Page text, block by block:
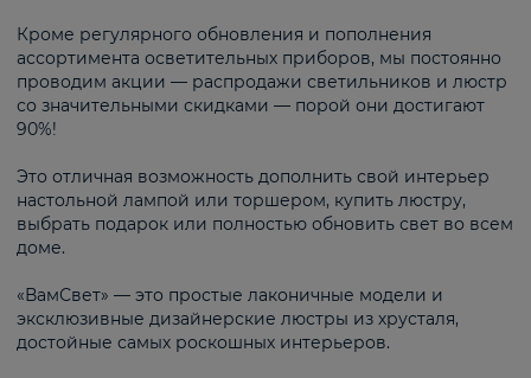
Кроме регулярного обновления и пополнения
ассортимента осветительных приборов, мы постоянно
проводим акции — распродажи светильников и люстр
со значительными скидками — порой они достигают
90%!
Это отличная возможность дополнить свой интерьер
настольной лампой или торшером, купить люстру,
выбрать подарок или полностью обновить свет во всем
доме.
«ВамСвет» — это простые лаконичные модели и
эксклюзивные дизайнерские люстры из хрусталя,
достойные самых роскошных интерьеров.